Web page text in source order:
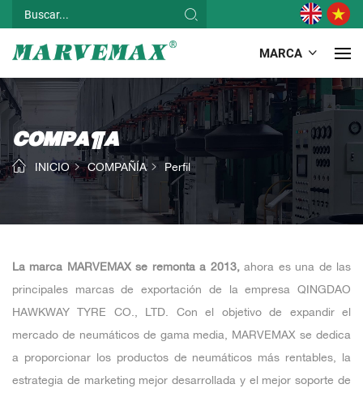
MARCA
COMPAÑÍA
INICIO COMPAÑÍA Perfil
La marca MARVEMAX se remonta a 2013,ahora es una de las
principales marcas de exportación de la empresa QINGDAO
HAWKWAY TYRE CO., LTD. Con el objetivo de expandir el
mercado de neumáticos de gama media, MARVEMAX se dedica
a proporcionar los productos de neumáticos más rentables, la
estrategia de marketing mejor desarrollada y el mejor soporte de